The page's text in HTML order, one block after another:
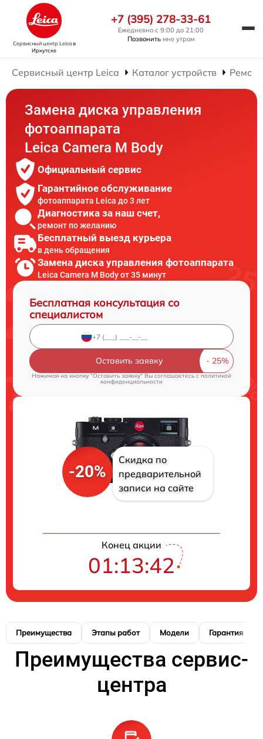
Сервисный центр Leicaв
Иркутске
+7 (395) 278-33-61
Ежедневно с 9:00 до 21:00
Позвонить мне утром
Сервисный центр Leica Каталог устройств
Замена диска управления
фотоаппарата
Leica Camera M Body
Официальный сервис
Гарантийное обслуживание
фотоаппарата Leica до 3 лет
Диагностика за наш счет,
ремонт по желанию
Бесплатный выезд курьера
в день обращения
Замена диска управления фотоаппарата
Leica Camera M Body от 35 минут
Бесплатная консультация со
специалистом
Оставить заявку
Нажимая на кнопку "Оставить заявку" Вы соглашаетесь cполитикой
конфиденциальности
-20%
Скидка по
предварительной
записи на сайте
Конец акции
01:13:41
Преимущества Этапы работ Модели Гарантия
Преимущества сервис-
центра